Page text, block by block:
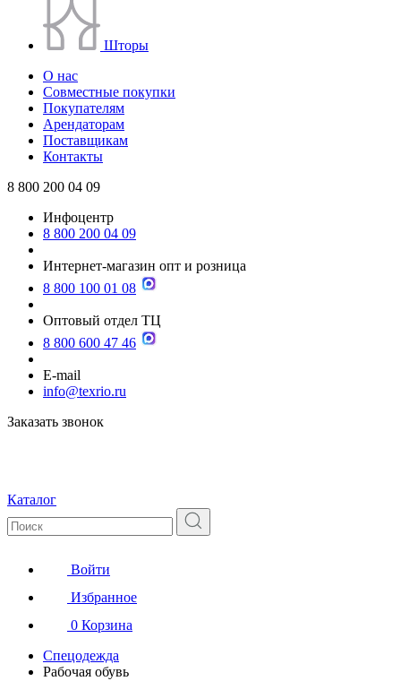
Шторы
О нас
Совместные покупки
Покупателям
Арендаторам
Поставщикам
Контакты
8 800 200 04 09
Инфоцентр
8 800 200 04 09
Интернет-магазин опт и розница
8 800 100 01 08
Оптовый отдел ТЦ
8 800 600 47 46
E-mail
info@texrio.ru
Заказать звонок
Каталог
Войти
Избранное
0 Корзина
Спецодежда
Рабочая обувь